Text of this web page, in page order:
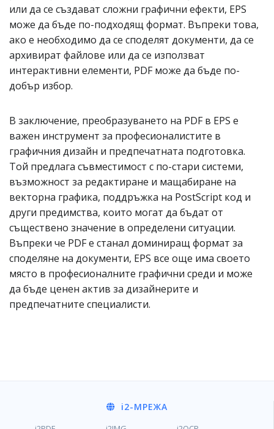
или да се създават сложни графични ефекти, EPS
може да бъде по-подходящ формат. Въпреки това,
ако е необходимо да се споделят документи, да се
архивират файлове или да се използват
интерактивни елементи, PDF може да бъде по-
добър избор.
В заключение, преобразуването на PDF в EPS е
важен инструмент за професионалистите в
графичния дизайн и предпечатната подготовка.
Той предлага съвместимост с по-стари системи,
възможност за редактиране и мащабиране на
векторна графика, поддръжка на PostScript код и
други предимства, които могат да бъдат от
съществено значение в определени ситуации.
Въпреки че PDF е станал доминиращ формат за
споделяне на документи, EPS все още има своето
място в професионалните графични среди и може
да бъде ценен актив за дизайнерите и
предпечатните специалисти.
i2-МРЕЖА